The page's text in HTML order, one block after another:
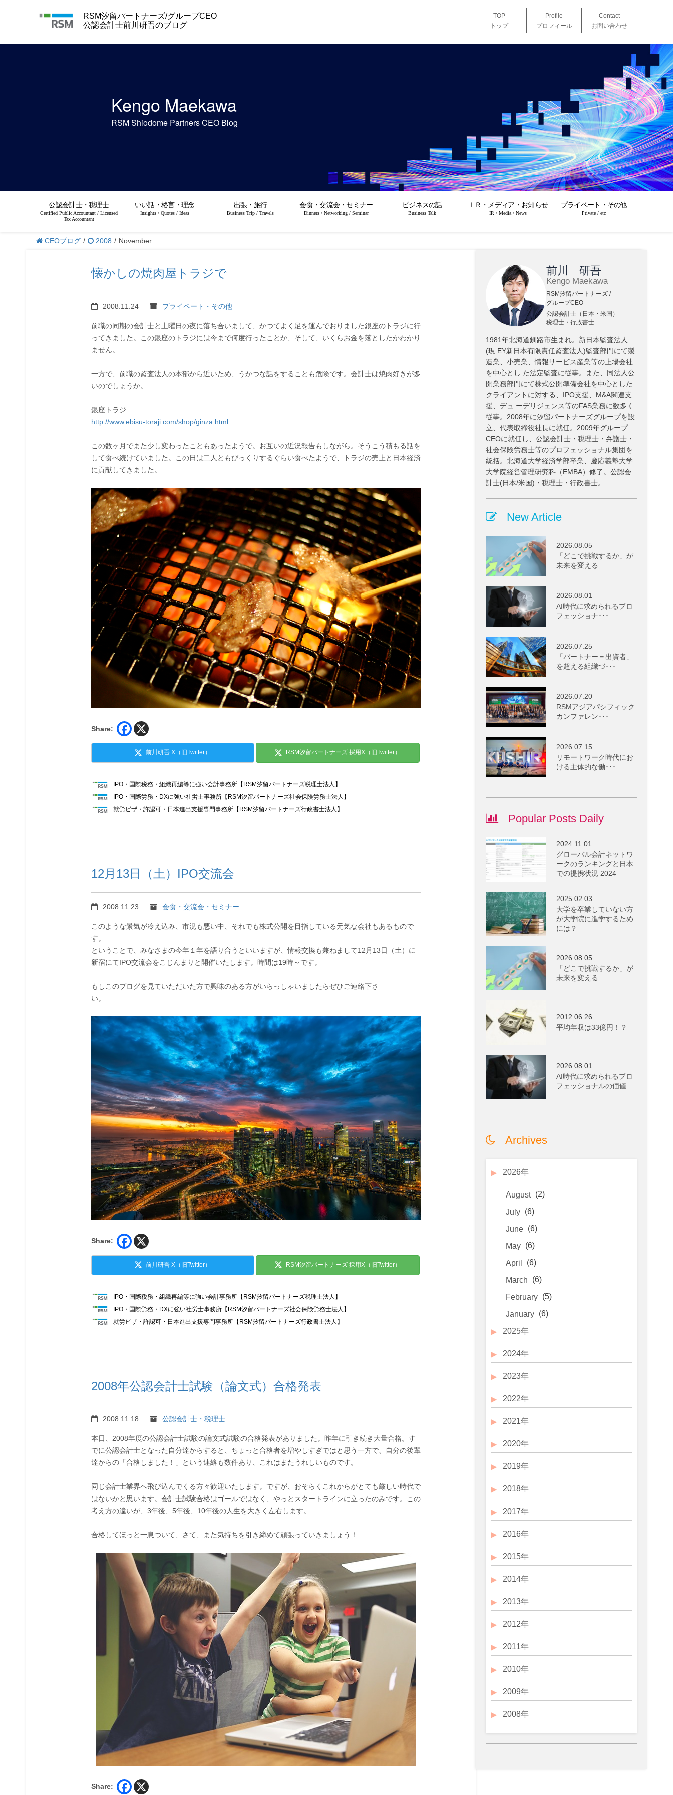
RSM汐留パートナーズ/グループCEO
公認会計士前川研吾のブログ
TOP
トップ
Profile
プロフィール
Contact
お問い合わせ
Kengo Maekawa
RSM Shiodome Partners CEO Blog
公認会計士・税理士
Certified Public Accountant / Licensed
Tax Accountant
いい話・格言・理念
Insights / Quotes / Ideas
出張・旅行
Business Trip / Travels
会食・交流会・セミナー
Dinners / Networking / Seminar
ビジネスの話
Business Talk
ＩＲ・メディア・お知らせ
IR / Media / News
プライベート・その他
Private / etc
CEOブログ / 2008 / November
懐かしの焼肉屋トラジで
2008.11.24 プライベート・その他
前職の同期の会計士と土曜日の夜に落ち合いまして、かつてよく足を運んでおりました銀座のトラジに行
ってきました。この銀座のトラジには今まで何度行ったことか、そして、いくらお金を落としたかわかり
ません。
一方で、前職の監査法人の本部から近いため、うかつな話をすることも危険です。会計士は焼肉好きが多
いのでしょうか。
銀座トラジ
http://www.ebisu-toraji.com/shop/ginza.html
この数ヶ月でまた少し変わったこともあったようで。お互いの近況報告もしながら。そうこう積もる話を
して食べ続けていました。この日は二人ともびっくりするぐらい食べたようで、トラジの売上と日本経済
に貢献してきました。
Share:
前川研吾 X（旧Twitter） RSM汐留パートナーズ 採用X（旧Twitter）
IPO・国際税務・組織再編等に強い会計事務所【RSM汐留パートナーズ税理士法人】
IPO・国際労務・DXに強い社労士事務所【RSM汐留パートナーズ社会保険労務士法人】
就労ビザ・許認可・日本進出支援専門事務所【RSM汐留パートナーズ行政書士法人】
12月13日（土）IPO交流会
2008.11.23 会食・交流会・セミナー
このような景気が冷え込み、市況も悪い中、それでも株式公開を目指している元気な会社もあるもので
す。
ということで、みなさまの今年１年を語り合うといいますが、情報交換も兼ねまして12月13日（土）に
新宿にてIPO交流会をこじんまりと開催いたします。時間は19時～です。
もしこのブログを見ていただいた方で興味のある方がいらっしゃいましたらぜひご連絡下さ
い。
Share:
前川研吾 X（旧Twitter） RSM汐留パートナーズ 採用X（旧Twitter）
IPO・国際税務・組織再編等に強い会計事務所【RSM汐留パートナーズ税理士法人】
IPO・国際労務・DXに強い社労士事務所【RSM汐留パートナーズ社会保険労務士法人】
就労ビザ・許認可・日本進出支援専門事務所【RSM汐留パートナーズ行政書士法人】
2008年公認会計士試験（論文式）合格発表
2008.11.18 公認会計士・税理士
本日、2008年度の公認会計士試験の論文式試験の合格発表がありました。昨年に引き続き大量合格。す
でに公認会計士となった自分達からすると、ちょっと合格者を増やしすぎではと思う一方で、自分の後輩
達からの「合格しました！」という連絡も数件あり、これはまたうれしいものです。
同じ会計士業界へ飛び込んでくる方々歓迎いたします。ですが、おそらくこれからがとても厳しい時代で
はないかと思います。会計士試験合格はゴールではなく、やっとスタートラインに立ったのみです。この
考え方の違いが、3年後、5年後、10年後の人生を大きく左右します。
合格してほっと一息ついて、さて、また気持ちを引き締めて頑張っていきましょう！
Share:
前川 研吾
Kengo Maekawa
RSM汐留パートナーズ /
グループCEO
公認会計士（日本・米国）
税理士・行政書士
1981年北海道釧路市生まれ。新日本監査法人
(現 EY新日本有限責任監査法人)監査部門にて製
造業、小売業、情報サービス産業等の上場会社
を中心とし た法定監査に従事。また、同法人公
開業務部門にて株式公開準備会社を中心とした
クライアントに対する、IPO支援、M&A関連支
援、デュ ーデリジェンス等のFAS業務に数多く
従事。2008年に汐留パートナーズグループを設
立、代表取締役社長に就任。2009年グループ
CEOに就任し、公認会計士・税理士・弁護士・
社会保険労務士等のプロフェッショナル集団を
統括。北海道大学経済学部卒業、慶応義塾大学
大学院経営管理研究科（EMBA）修了。公認会
計士(日本/米国)・税理士・行政書士。
New Article
2026.08.05
「どこで挑戦するか」が
未来を変える
2026.08.01
AI時代に求められるプロ
フェッショナ･･･
2026.07.25
「パートナー＝出資者」
を超える組織づ･･･
2026.07.20
RSMアジアパシフィック
カンファレン･･･
2026.07.15
リモートワーク時代にお
ける主体的な働･･･
Popular Posts Daily
2024.11.01
グローバル会計ネットワ
ークのランキングと日本
での提携状況 2024
2025.02.03
大学を卒業していない方
が大学院に進学するため
には？
2026.08.05
「どこで挑戦するか」が
未来を変える
2012.06.26
平均年収は33億円！？
2026.08.01
AI時代に求められるプロ
フェッショナルの価値
Archives
2026年
August (2)
July (6)
June (6)
May (6)
April (6)
March (6)
February (5)
January (6)
2025年
2024年
2023年
2022年
2021年
2020年
2019年
2018年
2017年
2016年
2015年
2014年
2013年
2012年
2011年
2010年
2009年
2008年